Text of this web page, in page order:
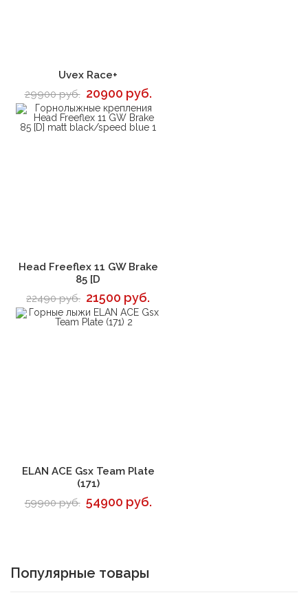
В корзину
Uvex Race+
29900 руб. 20900 руб.
В корзину
Head Freeflex 11 GW Brake
85 [D
22490 руб. 21500 руб.
В корзину
ELAN ACE Gsx Team Plate
(171)
59900 руб. 54900 руб.
Популярные товары